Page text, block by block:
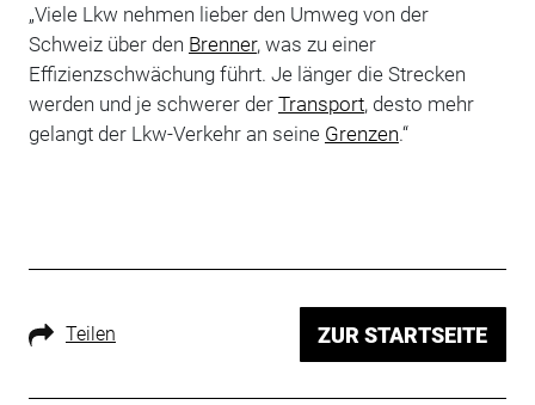
„Viele Lkw nehmen lieber den Umweg von der
Schweiz über den Brenner, was zu einer
Effizienzschwächung führt. Je länger die Strecken
werden und je schwerer der Transport, desto mehr
gelangt der Lkw-Verkehr an seine Grenzen.“
Teilen ZUR STARTSEITE